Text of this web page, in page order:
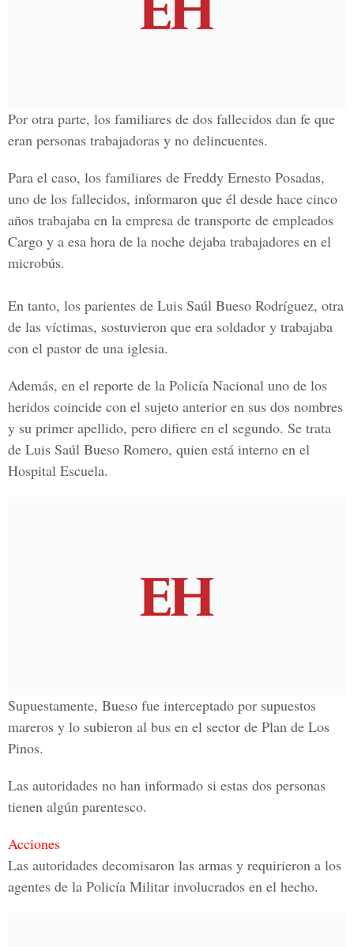
Por otra parte, los familiares de dos fallecidos dan fe que
eran personas trabajadoras y no delincuentes.
Para el caso, los familiares de Freddy Ernesto Posadas,
uno de los fallecidos, informaron que él desde hace cinco
años trabajaba en la empresa de transporte de empleados
Cargo y a esa hora de la noche dejaba trabajadores en el
microbús.
En tanto, los parientes de Luis Saúl Bueso Rodríguez, otra
de las víctimas, sostuvieron que era soldador y trabajaba
con el pastor de una iglesia.
Además, en el reporte de la Policía Nacional uno de los
heridos coincide con el sujeto anterior en sus dos nombres
y su primer apellido, pero difiere en el segundo. Se trata
de Luis Saúl Bueso Romero, quien está interno en el
Hospital Escuela.
Supuestamente, Bueso fue interceptado por supuestos
mareros y lo subieron al bus en el sector de Plan de Los
Pinos.
Las autoridades no han informado si estas dos personas
tienen algún parentesco.
Acciones
Las autoridades decomisaron las armas y requirieron a los
agentes de la Policía Militar involucrados en el hecho.